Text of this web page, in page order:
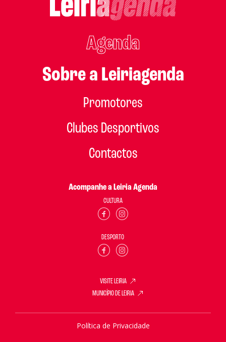
Agenda
Sobre a Leiriagenda
Promotores
Clubes Desportivos
Contactos
Acompanhe a Leiria Agenda
CULTURA
DESPORTO
VISITE LEIRIA
MUNICÍPIO DE LEIRIA
Política de Privacidade